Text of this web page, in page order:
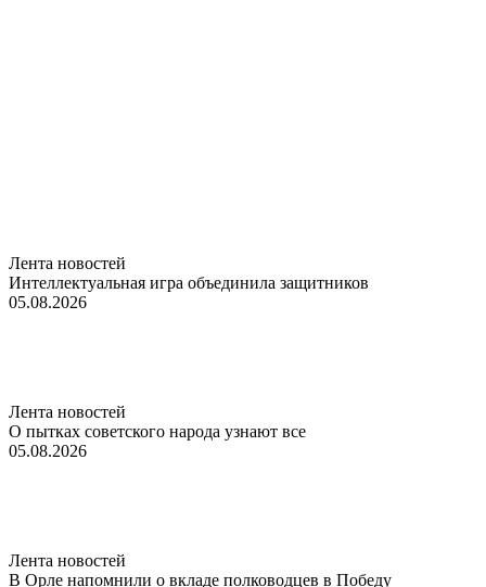
Лента новостей
Интеллектуальная игра объединила защитников
05.08.2026
Лента новостей
О пытках советского народа узнают все
05.08.2026
Лента новостей
В Орле напомнили о вкладе полководцев в Победу